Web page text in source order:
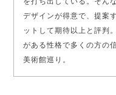
デザインが得意で、提案
ットして期待以上と評判
がある性格で多くの方の
美術館巡り。